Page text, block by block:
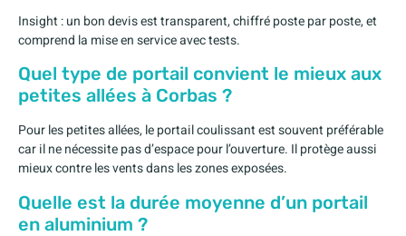
Insight : un bon devis est transparent, chiffré poste par poste, et
comprend la mise en service avec tests.
Quel type de portail convient le mieux aux
petites allées à Corbas ?
Pour les petites allées, le portail coulissant est souvent préférable
car il ne nécessite pas d’espace pour l’ouverture. Il protège aussi
mieux contre les vents dans les zones exposées.
Quelle est la durée moyenne d’un portail
en aluminium ?